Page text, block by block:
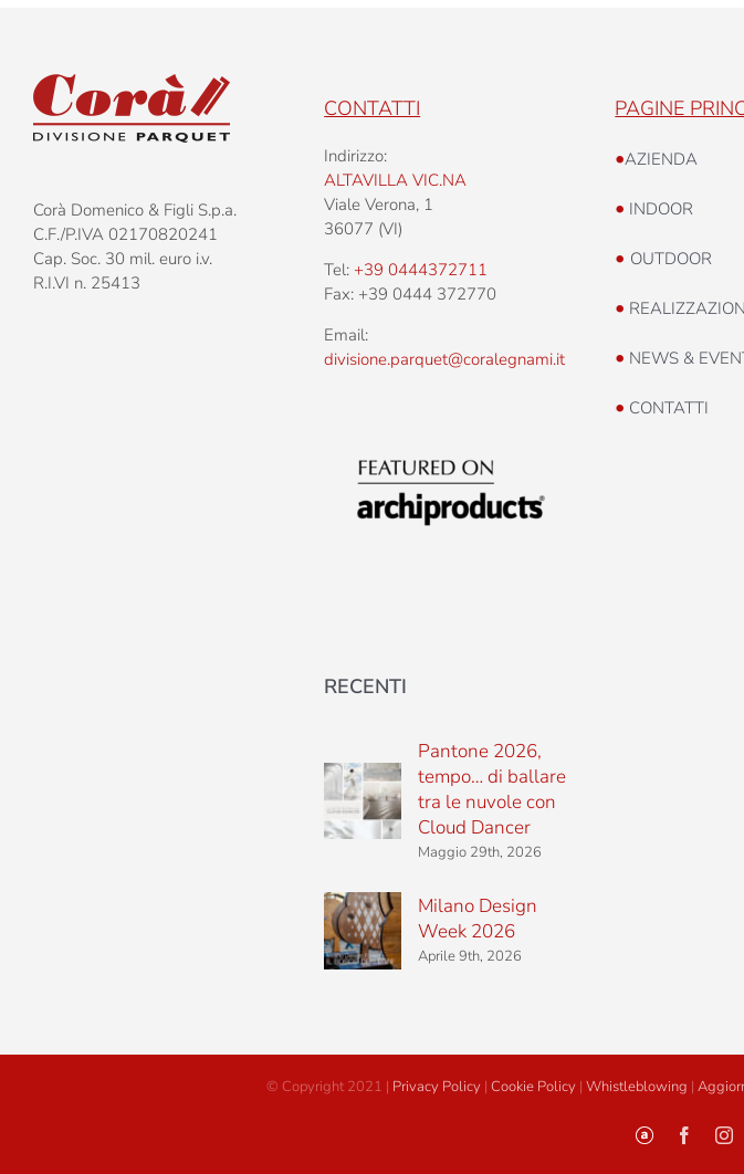
Corà Domenico & Figli S.p.a.
C.F./P.IVA 02170820241
Cap. Soc. 30 mil. euro i.v.
R.I.VI n. 25413
CONTATTI
Indirizzo:
ALTAVILLA VIC.NA
Viale Verona, 1
36077 (VI)
Tel:+39 0444372711
Fax: +39 0444 372770
Email:
divisione.parquet@coralegnami.it
RECENTI
Pantone 2026,
tempo… di ballare
tra le nuvole con
Cloud Dancer
Maggio 29th, 2026
Milano Design
Week 2026
Aprile 9th, 2026
PAGINE
•AZIENDA
• INDOOR
• OUTDOOR
•
• NEWS &
• CONTATTI
© Copyright 2021 | Privacy Policy | Cookie Policy | Whistleblowing |
Personalizzato